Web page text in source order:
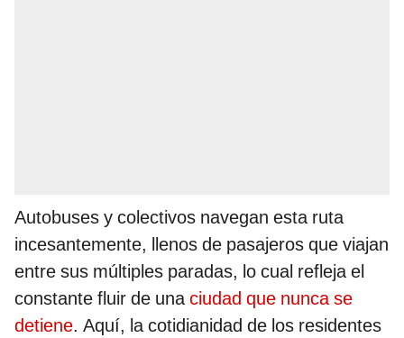
Autobuses y colectivos navegan esta ruta
incesantemente, llenos de pasajeros que viajan
entre sus múltiples paradas, lo cual refleja el
constante fluir de unaciudad que nunca se
detiene. Aquí, la cotidianidad de los residentes